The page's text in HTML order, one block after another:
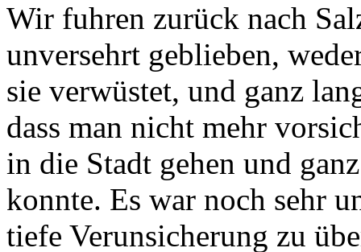
Wir fuhren zurück nach
unversehrt geblieben,
sie verwüstet, und ganz
dass man nicht mehr
in die Stadt gehen und
konnte. Es war noch sehr
tiefe Verunsicherung zu